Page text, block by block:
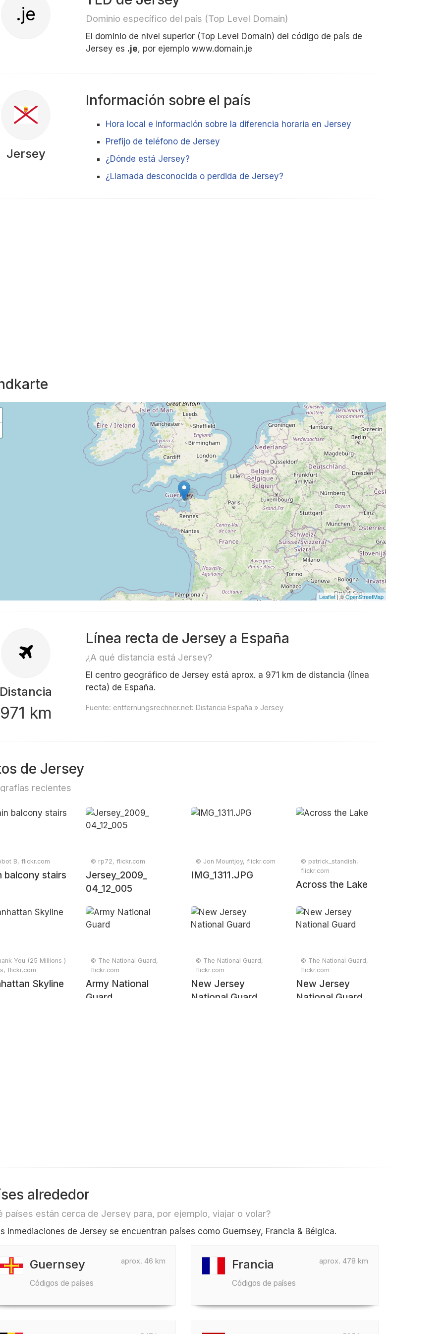
.je Dominio específico del país (Top Level Domain)
El dominio de nivel superior (Top Level Domain) del código de país de
Jersey es .je, por ejemplo www.domain.je
Jersey
Información sobre el país
Hora local e información sobre la diferencia horaria en Jersey
Prefijo de teléfono de Jersey
¿Dónde está Jersey?
¿Llamada desconocida o perdida de Jersey?
Leaflet| ©OpenStreetMap
Distancia
971 km
Línea recta de Jersey a España
¿A qué distancia está Jersey?
El centro geográfico de Jersey está aprox. a 971 km de distancia (línea
recta) de España.
Fuente: entfernungsrechner.net: Distancia España » Jersey
de Jersey
recientes
B, flickr.com
balcony stairs
© rp72, flickr.com
Jersey_2009_
04_12_005
© Jon Mountjoy, flickr.com
IMG_1311.JPG
© patrick_standish,
flickr.com
Across the Lake
You (25 Millions )
flickr.com
Skyline
© The National Guard,
flickr.com
Army National
Guard
© The National Guard,
flickr.com
New Jersey
National Guard
© The National Guard,
flickr.com
New Jersey
National Guard
alrededor
países están cerca de Jersey para, por ejemplo, viajar o volar?
inmediaciones de Jersey se encuentran países como Guernsey, Francia & Bélgica.
aprox. 46 km
Guernsey
Códigos de países
aprox. 478 km
Francia
Códigos de países